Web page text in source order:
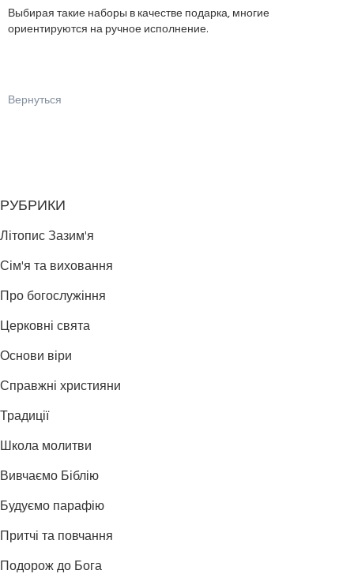
Выбирая такие наборы в качестве подарка, многие
ориентируются на ручное исполнение.
Вернуться
РУБРИКИ
Літопис Зазим'я
Сім'я та виховання
Про богослужіння
Церковні свята
Основи віри
Справжні християни
Традиції
Школа молитви
Вивчаємо Біблію
Будуємо парафію
Притчі та повчання
Подорож до Бога